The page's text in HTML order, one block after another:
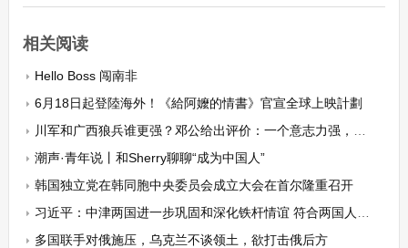
相关阅读
Hello Boss 闯南非
6月18日起登陸海外！《給阿嬤的情書》官宣全球上映計劃
川军和广西狼兵谁更强？邓公给出评价：一个意志力强，一个能打
潮声·青年说丨和Sherry聊聊“成为中国人”
韩国独立党在韩同胞中央委员会成立大会在首尔隆重召开
习近平：中津两国进一步巩固和深化铁杆情谊 符合两国人民共同期待
多国联手对俄施压，乌克兰不谈领土，欲打击俄后方